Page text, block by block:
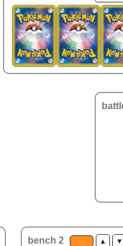
bench 2 ▲ ▼